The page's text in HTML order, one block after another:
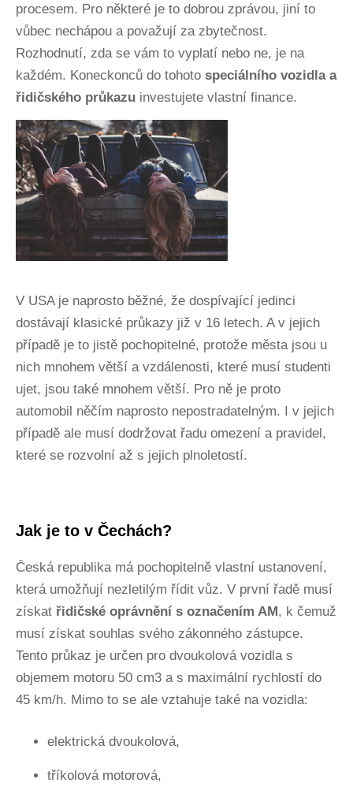
procesem. Pro některé je to dobrou zprávou, jiní to
vůbec nechápou a považují za zbytečnost.
Rozhodnutí, zda se vám to vyplatí nebo ne, je na
každém. Koneckonců do tohoto speciálního vozidla a
řidičského průkazu investujete vlastní finance.
V USA je naprosto běžné, že dospívající jedinci
dostávají klasické průkazy již v 16 letech. A v jejich
případě je to jistě pochopitelné, protože města jsou u
nich mnohem větší a vzdálenosti, které musí studenti
ujet, jsou také mnohem větší. Pro ně je proto
automobil něčím naprosto nepostradatelným. I v jejich
případě ale musí dodržovat řadu omezení a pravidel,
které se rozvolní až s jejich plnoletostí.
Jak je to v Čechách?
Česká republika má pochopitelně vlastní ustanovení,
která umožňují nezletilým řídit vůz. V první řadě musí
získat řidičské oprávnění s označením AM , k čemuž
musí získat souhlas svého zákonného zástupce.
Tento průkaz je určen pro dvoukolová vozidla s
objemem motoru 50 cm3 a s maximální rychlostí do
45 km/h. Mimo to se ale vztahuje také na vozidla:
elektrická dvoukolová,
tříkolová motorová,